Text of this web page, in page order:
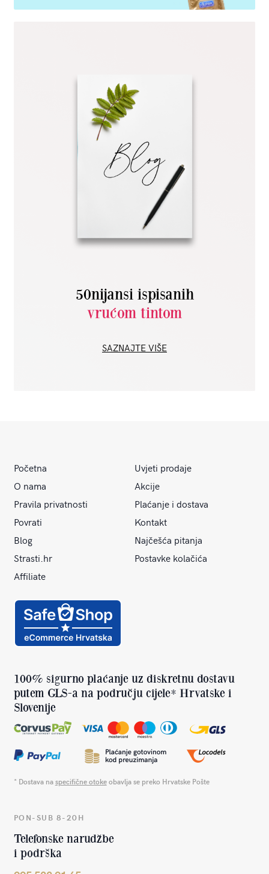
50nijansi ispisanih
vrućom tintom
SAZNAJTE VIŠE
Početna
Uvjeti prodaje
O nama
Akcije
Pravila privatnosti
Plaćanje i dostava
Povrati
Kontakt
Blog
Najčešća pitanja
Strasti.hr
Postavke kolačića
Affiliate
100% sigurno plaćanje uz diskretnu dostavu
putem GLS-a na području cijele* Hrvatske i
Slovenije
* Dostava naspecifične otokeobavlja se preko Hrvatske Pošte
PON-SUB 8-20H
Telefonske narudžbe
i podrška